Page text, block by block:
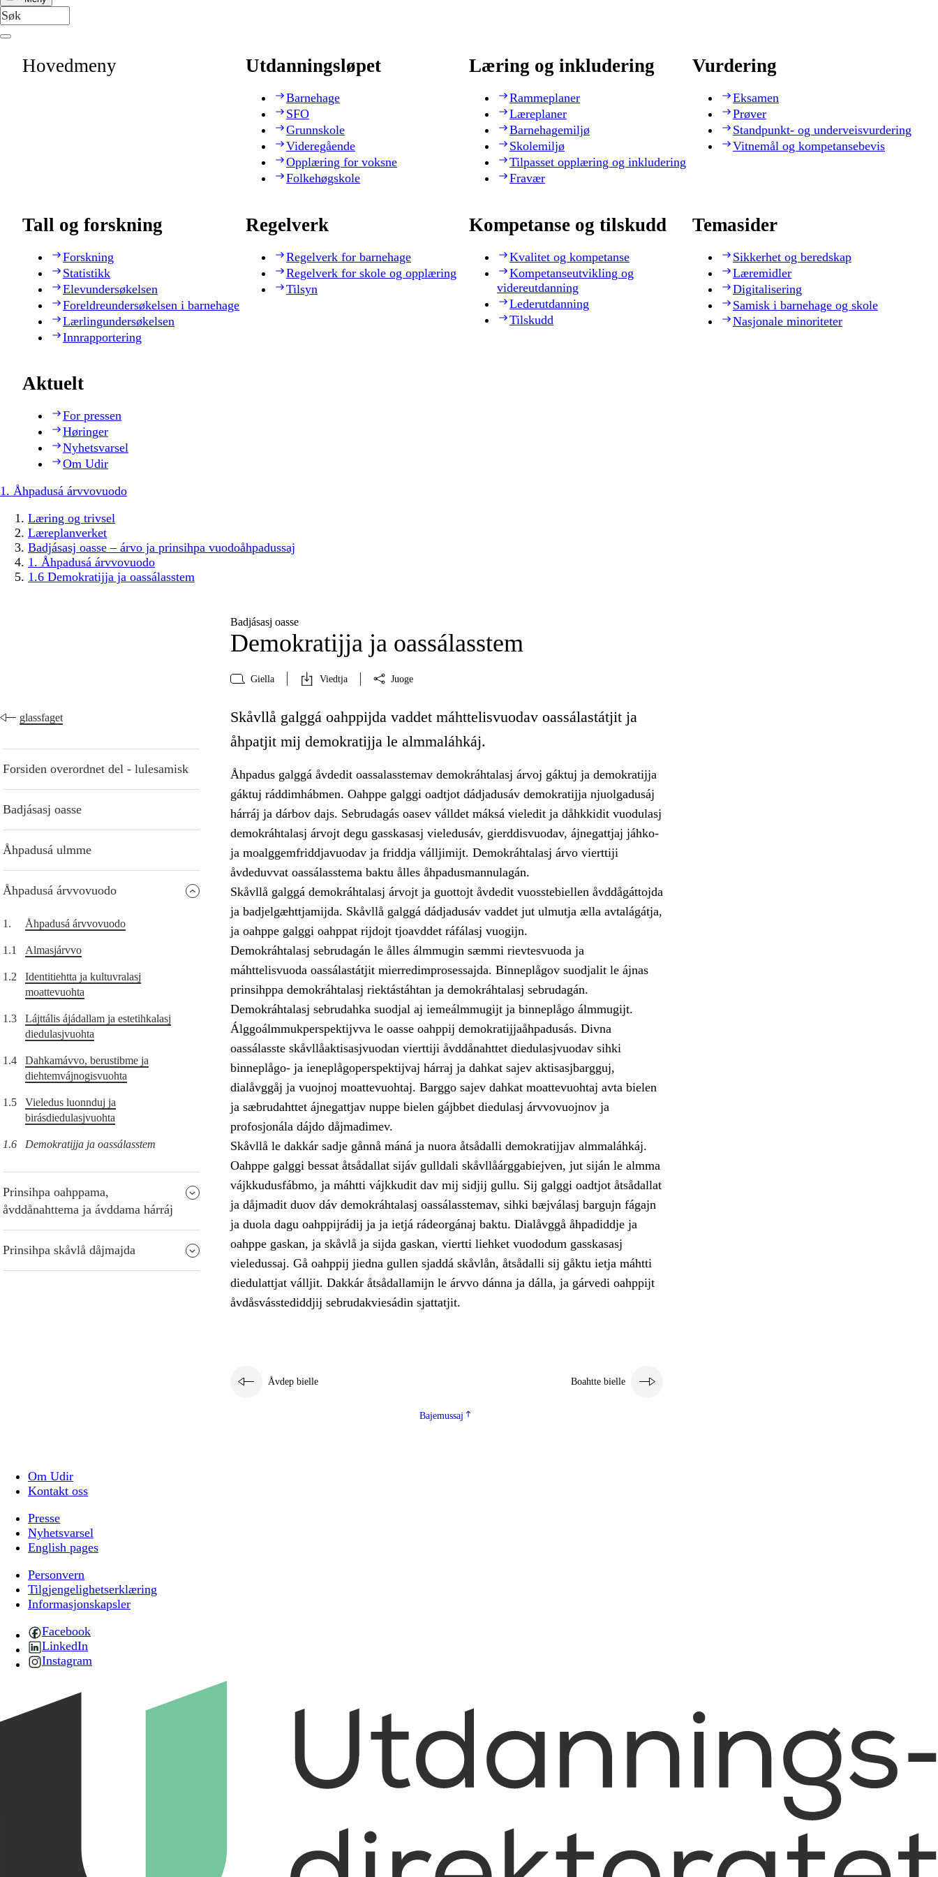
Hovedmeny Utdanningsløpet
Barnehage
SFO
Grunnskole
Videregående
Opplæring for voksne
Folkehøgskole
Læring og inkludering
Rammeplaner
Læreplaner
Barnehagemiljø
Skolemiljø
Tilpasset opplæring og inkludering
Fravær
Vurdering
Eksamen
Prøver
Standpunkt- og underveisvurdering
Vitnemål og kompetansebevis
Tall og forskning
Forskning
Statistikk
Elevundersøkelsen
Foreldreundersøkelsen i barnehage
Lærlingundersøkelsen
Innrapportering
Regelverk
Regelverk for barnehage
Regelverk for skole og opplæring
Tilsyn
Kompetanse og tilskudd
Kvalitet og kompetanse
Kompetanseutvikling og
videreutdanning
Lederutdanning
Tilskudd
Temasider
Sikkerhet og beredskap
Læremidler
Digitalisering
Samisk i barnehage og skole
Nasjonale minoriteter
Aktuelt
For pressen
Høringer
Nyhetsvarsel
Om Udir
1. Åhpadusá árvvovuodo
Læring og trivsel
Læreplanverket
Badjásasj oasse – árvo ja prinsihpa vuodoåhpadussaj
1. Åhpadusá árvvovuodo
1.6 Demokratijja ja oassálasstem
Badjásasj oasse
Demokratijja ja oassálasstem
Giella Viedtja Juoge
glassfaget
Forsiden overordnet del - lulesamisk
Badjásasj oasse
Åhpadusá ulmme
Åhpadusá árvvovuodo
1. Åhpadusá árvvovuodo
1.1 Almasjárvvo
1.2
Identitiehtta ja kultuvralasj
moattevuohta
1.3
Lájttális ájádallam ja estetihkalasj
diedulasjvuohta
1.4
Dahkamávvo, berustibme ja
diehtemvájnogisvuohta
1.5
Vieledus luonnduj ja
birásdiedulasjvuohta
1.6 Demokratijja ja oassálasstem
Prinsihpa oahppama,
åvddånahttema ja ávddama hárráj
Prinsihpa skåvlå dåjmajda
Skåvllå galggá oahppijda vaddet máhttelisvuodav oassálastátjit ja
åhpatjit mij demokratijja le almmaláhkáj.
Åhpadus galggá åvdedit oassalasstemav demokráhtalasj árvoj gáktuj ja demokratijja
gáktuj ráddimhábmen. Oahppe galggi oadtjot dádjadusáv demokratijja njuolgadusáj
hárráj ja dárbov dajs. Sebrudagás oasev válldet máksá vieledit ja dåhkkidit vuodulasj
demokráhtalasj árvojt degu gasskasasj vieledusáv, gierddisvuodav, ájnegattjaj jáhko-
ja moalggemfriddjavuodav ja friddja válljimijt. Demokráhtalasj árvo vierttiji
åvdeduvvat oassálasstema baktu ålles åhpadusmannulagán.
Skåvllå galggá demokráhtalasj árvojt ja guottojt åvdedit vuosstebiellen åvddågáttojda
ja badjelgæhttjamijda. Skåvllå galggá dádjadusáv vaddet jut ulmutja ælla avtalágátja,
ja oahppe galggi oahppat rijdojt tjoavddet ráfálasj vuogijn.
Demokráhtalasj sebrudagán le ålles álmmugin sæmmi rievtesvuoda ja
máhttelisvuoda oassálastátjit mierredimprosessajda. Binneplågov suodjalit le ájnas
prinsihppa demokráhtalasj riektástáhtan ja demokráhtalasj sebrudagán.
Demokráhtalasj sebrudahka suodjal aj iemeálmmugijt ja binneplågo álmmugijt.
Álggoálmmukperspektijvva le oasse oahppij demokratijjaåhpadusás. Divna
oassálasste skåvllåaktisasjvuodan vierttiji åvddånahttet diedulasjvuodav sihki
binneplågo- ja ieneplågoperspektijvaj hárraj ja dahkat sajev aktisasjbargguj,
dialåvggåj ja vuojnoj moattevuohtaj. Barggo sajev dahkat moattevuohtaj avta bielen
ja sæbrudahttet ájnegattjav nuppe bielen gájbbet diedulasj árvvovuojnov ja
profosjonála dájdo dåjmadimev.
Skåvllå le dakkár sadje gånnå máná ja nuora åtsådalli demokratijjav almmaláhkáj.
Oahppe galggi bessat åtsådallat sijáv gulldali skåvllåárggabiejven, jut siján le almma
vájkkudusfábmo, ja máhtti vájkkudit dav mij sidjij gullu. Sij galggi oadtjot åtsådallat
ja dåjmadit duov dáv demokráhtalasj oassálasstemav, sihki bæjválasj bargujn fágajn
ja duola dagu oahppijrádij ja ja ietjá rádeorgánaj baktu. Dialåvggå åhpadiddje ja
oahppe gaskan, ja skåvlå ja sijda gaskan, viertti liehket vuododum gasskasasj
vieledussaj. Gå oahppij jiedna gullen sjaddá skåvlån, åtsådalli sij gåktu ietja máhtti
diedulattjat válljit. Dakkár åtsådallamijn le árvvo dánna ja dálla, ja gárvedi oahppijt
åvdåsvásstediddjij sebrudakviesádin sjattatjit.
Åvdep bielle Boahtte bielle
Bajemussaj
Om Udir
Kontakt oss
Presse
Nyhetsvarsel
English pages
Personvern
Tilgjengelighetserklæring
Informasjonskapsler
Facebook
LinkedIn
Instagram